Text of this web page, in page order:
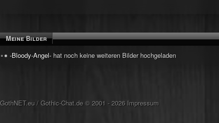
Meine Bilder
-Bloody-Angel- hat noch keine weiteren Bilder hochgeladen
GothNET.eu / Gothic-Chat.de© 2001 - 2026 Impressum